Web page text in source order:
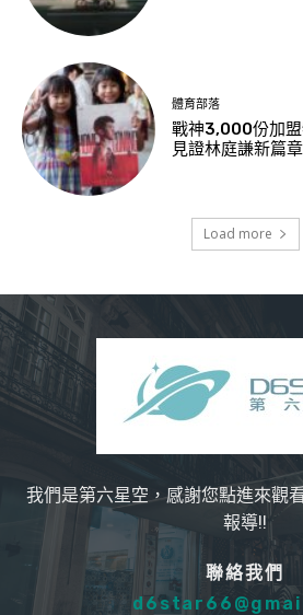
體育部落
戰神3,000份加
見證林庭謙新篇章
Load more
我們是第六星空，感謝您點進來觀
報導!!
聯絡我們